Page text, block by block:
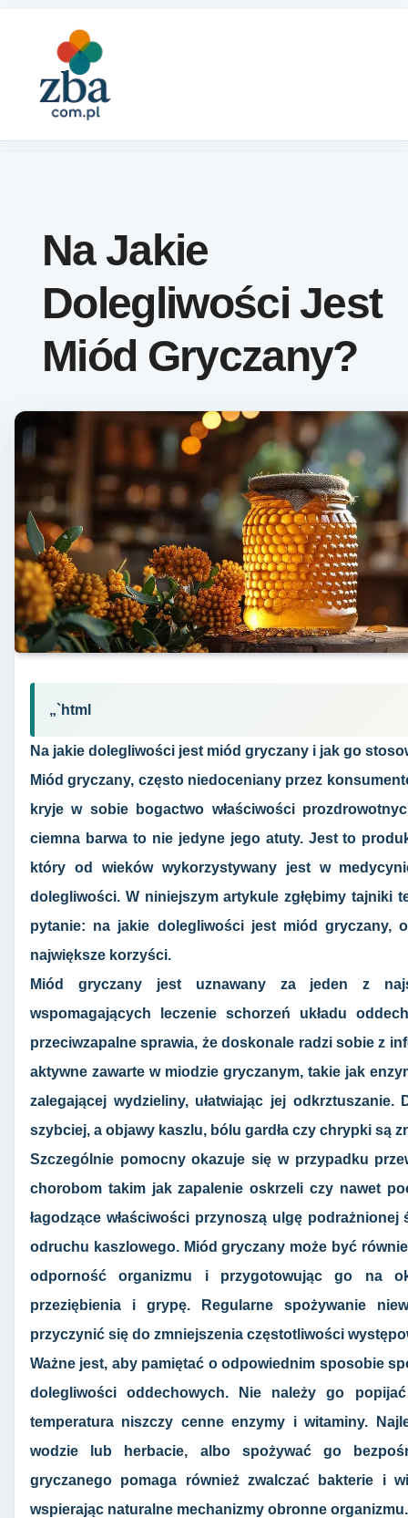
Na Jakie
Dolegliwości Jest
Miód Gryczany?
„`html
Na jakie dolegliwości jest miód gryczany i jak go
Miód gryczany, często niedoceniany przez
kryje w sobie bogactwo właściwości
ciemna barwa to nie jedyne jego atuty. Jest to
który od wieków wykorzystywany jest w
dolegliwości. W niniejszym artykule zgłębimy tajniki
pytanie: na jakie dolegliwości jest miód gryczany,
największe korzyści.
Miód gryczany jest uznawany za jeden z
wspomagających leczenie schorzeń układu
przeciwzapalne sprawia, że doskonale radzi sobie z
aktywne zawarte w miodzie gryczanym, takie jak
zalegającej wydzieliny, ułatwiając jej
szybciej, a objawy kaszlu, bólu gardła czy chrypki są
Szczególnie pomocny okazuje się w przypadku
chorobom takim jak zapalenie oskrzeli czy nawet
łagodzące właściwości przynoszą ulgę
odruchu kaszlowego. Miód gryczany może być
odporność organizmu i przygotowując go na
przeziębienia i grypę. Regularne spożywanie
przyczynić się do zmniejszenia częstotliwości
Ważne jest, aby pamiętać o odpowiednim sposobie
dolegliwości oddechowych. Nie należy go
temperatura niszczy cenne enzymy i witaminy.
wodzie lub herbacie, albo spożywać go
gryczanego pomaga również zwalczać bakterie i
wspierając naturalne mechanizmy obronne organizmu.